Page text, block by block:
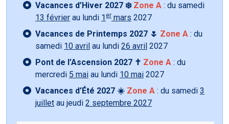
Vacances d’Hiver 2027 ❄️ Zone A : du samedi
13 février au lundi 1 er mars 2027
Vacances de Printemps 2027 🌷 Zone A : du
samedi 10 avril au lundi 26 avril 2027
Pont de l’Ascension 2027 ✝️ Zone A : du
mercredi 5 mai au lundi 10 mai 2027
Vacances d’Été 2027 ☀️ Zone A : du samedi 3
juillet au jeudi 2 septembre 2027